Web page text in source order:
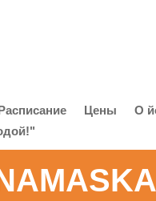
Цены O